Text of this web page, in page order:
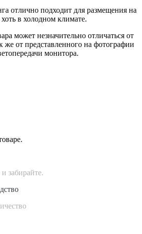
отлично подходит для размещения на
в холодном климате.
может незначительно отличаться от
же от представленного на фотографии
монитора.
забирайте.